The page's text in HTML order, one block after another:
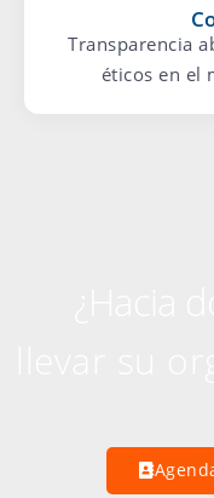
Transparencia
éticos en el